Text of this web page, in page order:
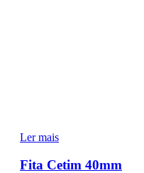
Ler mais
Fita Cetim 40mm